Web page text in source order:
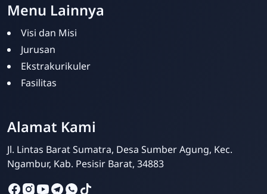
Menu Lainnya
Visi dan Misi
Jurusan
Ekstrakurikuler
Fasilitas
Alamat Kami
Jl. Lintas Barat Sumatra, Desa Sumber Agung, Kec.
Ngambur, Kab. Pesisir Barat, 34883